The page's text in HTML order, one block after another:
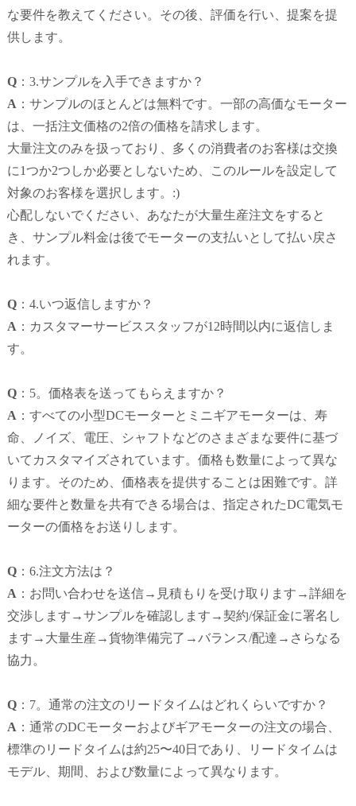
な要件を教えてください。その後、評価を行い、提案を提
供します。
Q：3.サンプルを入手できますか？
A ：サンプルのほとんどは無料です。一部の高価なモーター
は、一括注文価格の2倍の価格を請求します。
大量注文のみを扱っており、多くの消費者のお客様は交換
に1つか2つしか必要としないため、このルールを設定して
対象のお客様を選択します。 :)
心配しないでください、あなたが大量生産注文をすると
き、サンプル料金は後でモーターの支払いとして払い戻さ
れます。
Q：4.いつ返信しますか？
A ：カスタマーサービススタッフが12時間以内に返信しま
す。
Q：5。価格表を送ってもらえますか？
A ：すべての小型DCモーターとミニギアモーターは、寿
命、ノイズ、電圧、シャフトなどのさまざまな要件に基づ
いてカスタマイズされています。価格も数量によって異な
ります。 そのため、価格表を提供することは困難です。 詳
細な要件と数量を共有できる場合は、指定されたDC電気モ
ーターの価格をお送りします。
Q：6.注文方法は？
A ：お問い合わせを送信→見積もりを受け取ります→詳細を
交渉します→サンプルを確認します→契約/保証金に署名し
ます→大量生産→貨物準備完了→バランス/配達→さらなる
協力。
Q：7。 通常の注文のリードタイムはどれくらいですか？
A ：通常のDCモーターおよびギアモーターの注文の場合、
標準のリードタイムは約25〜40日であり、リードタイムは
モデル、期間、および数量によって異なります。